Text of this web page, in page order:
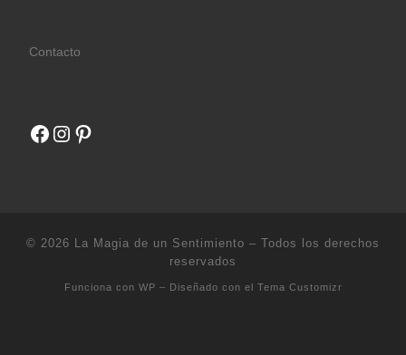
Contacto
Facebook
Instagram
Pinterest
© 2026 La Magia de un Sentimiento – Todos los derechos
reservados
Funciona con WP – Diseñado con el Tema Customizr